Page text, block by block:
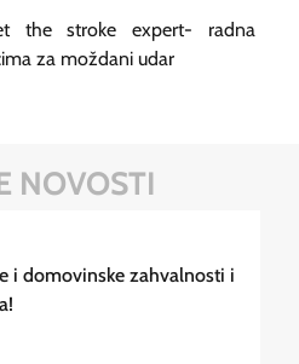
the stroke expert- radna
za moždani udar
NOVOSTI
i domovinske zahvalnosti i